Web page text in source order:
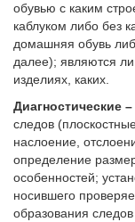
обувью с каким
каблуком либо без
домашняя обувь
далее); являются
изделиях, каких.
Диагностические –
следов
наслоение,
определение
особенностей;
носившего
образования